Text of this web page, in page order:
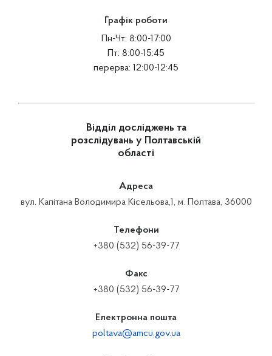
Графік роботи
Пн-Чт: 8:00-17:00
Пт: 8:00-15:45
перерва: 12:00-12:45
Відділ досліджень та
розслідувань у Полтавській
області
Адреса
вул. Капітана Володимира Кісельова,1, м. Полтава, 36000
Телефони
+380 (532) 56-39-77
Факс
+380 (532) 56-39-77
Електронна пошта
poltava@amcu.gov.ua